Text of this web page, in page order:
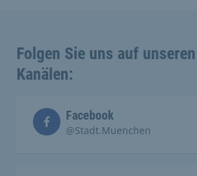
Folgen Sie uns auf
Kanälen:
Facebook
@Stadt.Muenchen